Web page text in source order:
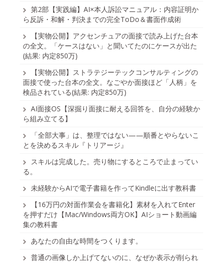
第2部【実践編】AI×本人訴訟マニュアル：内容証明か
ら反訴・和解・判決までの完全ToDo＆書面作成術
【実物公開】アクセンチュアの面接で読み上げた台本
の全文。「ケースはない」と聞いてたのにケースが出た
(結果: 内定850万)
【実物公開】ストラテジーテックコンサルティングの
面接で使った台本の全文。なごやか面接ほど「人柄」を
検品されている(結果: 内定850万)
AI面接OS【深掘り面接に耐える回答を、自分の経験か
ら組み立てる】
「全部大事」は、整理ではない——順番とやらないこ
とを決めるスキル『トリアージ』
スキルは完成した。売り物にするところで止まってい
る。
未経験からAIで電子書籍を作ってKindleに出す教科書
【16万円の対面作業会を書籍化】素材を入れてEnter
を押すだけ【Mac/Windows両方OK】AIショート動画編
集の教科書
あなたの自由な時間をつくります。
普通の画像しか上げてないのに、なぜか表示が削られ